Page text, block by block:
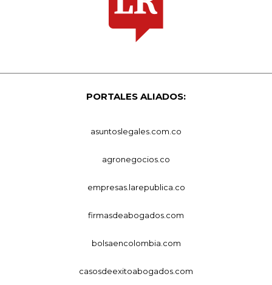
PORTALES ALIADOS:
asuntoslegales.com.co
agronegocios.co
empresas.larepublica.co
firmasdeabogados.com
bolsaencolombia.com
casosdeexitoabogados.com